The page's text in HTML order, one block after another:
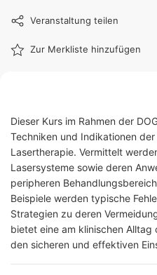
Veranstaltung teilen
Zur Merkliste hinzufügen
Dieser Kurs im Rahmen der
Techniken und Indikationen
Lasertherapie. Vermittelt
Lasersysteme sowie deren
peripheren
Beispiele werden typische
Strategien zu deren
bietet eine am klinischen
den sicheren und effektiven